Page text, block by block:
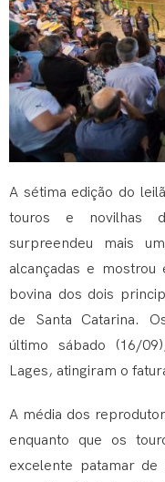
A sétima edição do
touros e novilhas
surpreendeu mais
alcançadas e mostrou
bovina dos dois
de Santa Catarina.
último sábado (16/
Lages, atingiram o
A média dos
enquanto que os
excelente patamar